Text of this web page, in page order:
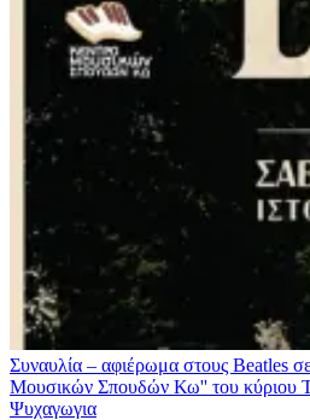
Συναυλία – αφιέρωμα στους Beatles
Μουσικών Σπουδών Κω'' του κύριου
Ψυχαγωγια